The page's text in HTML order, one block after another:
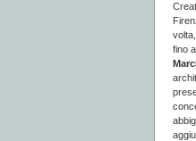
fino